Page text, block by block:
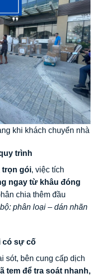
khi khách chuyển nhà
trình
trọn gói, việc tích
ngay từ khâu đóng
chia thêm đầu
phân loại – dán nhãn
có sự cố
sót, bên cung cấp dịch
tem để tra soát nhanh,